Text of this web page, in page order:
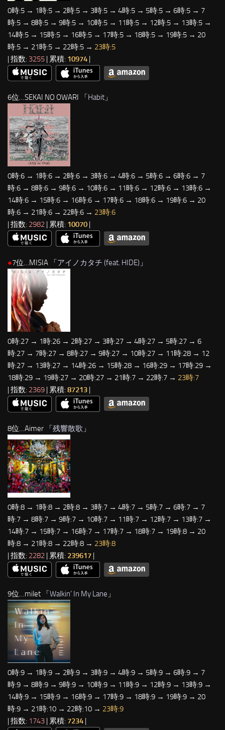
0時:5 → 1時:5 → 2時:5 → 3時:5 → 4時:5 → 5時:5 → 6時:5 → 7
時:5 → 8時:5 → 9時:5 → 10時:5 → 11時:5 → 12時:5 → 13時:5 →
14時:5 → 15時:5 → 16時:5 → 17時:5 → 18時:5 → 19時:5 → 20
時:5 → 21時:5 → 22時:5 → 23時:5
| 指数: 3255 | 累積: 10974 |
6位…SEKAI NO OWARI 「Habit 」
0時:6 → 1時:6 → 2時:6 → 3時:6 → 4時:6 → 5時:6 → 6時:6 → 7
時:6 → 8時:6 → 9時:6 → 10時:6 → 11時:6 → 12時:6 → 13時:6 →
14時:6 → 15時:6 → 16時:6 → 17時:6 → 18時:6 → 19時:6 → 20
時:6 → 21時:6 → 22時:6 → 23時:6
| 指数: 2982 | 累積: 10070 |
●7位…MISIA 「 アイノカタチ (feat. HIDE) 」
0時:27 → 1時:26 → 2時:27 → 3時:27 → 4時:27 → 5時:27 → 6
時:27 → 7時:27 → 8時:27 → 9時:27 → 10時:27 → 11時:28 → 12
時:27 → 13時:27 → 14時:26 → 15時:28 → 16時:29 → 17時:29 →
18時:29 → 19時:27 → 20時:27 → 21時:7 → 22時:7 → 23時:7
| 指数: 2369 | 累積: 87213
8位…Aimer 「残響散歌 」
0時:8 → 1時:8 → 2時:8 → 3時:7 → 4時:7 → 5時:7 → 6時:7 → 7
時:7 → 8時:7 → 9時:7 → 10時:7 → 11時:7 → 12時:7 → 13時:7 →
14時:7 → 15時:7 → 16時:7 → 17時:7 → 18時:7 → 19時:8 → 20
時:8 → 21時:8 → 22時:8 → 23時:8
| 指数: 2282 | 累積: 239617 |
9位…milet 「Walkin’ In My Lane 」
0時:9 → 1時:9 → 2時:9 → 3時:9 → 4時:9 → 5時:9 → 6時:9 → 7
時:9 → 8時:9 → 9時:9 → 10時:9 → 11時:9 → 12時:9 → 13時:9 →
14時:9 → 15時:9 → 16時:9 → 17時:9 → 18時:9 → 19時:9 → 20
時:9 → 21時:10 → 22時:10 → 23時:9
| 指数: 1743 | 累積: 7234 |